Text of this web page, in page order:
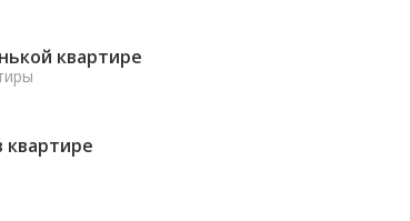
квартире
квартире